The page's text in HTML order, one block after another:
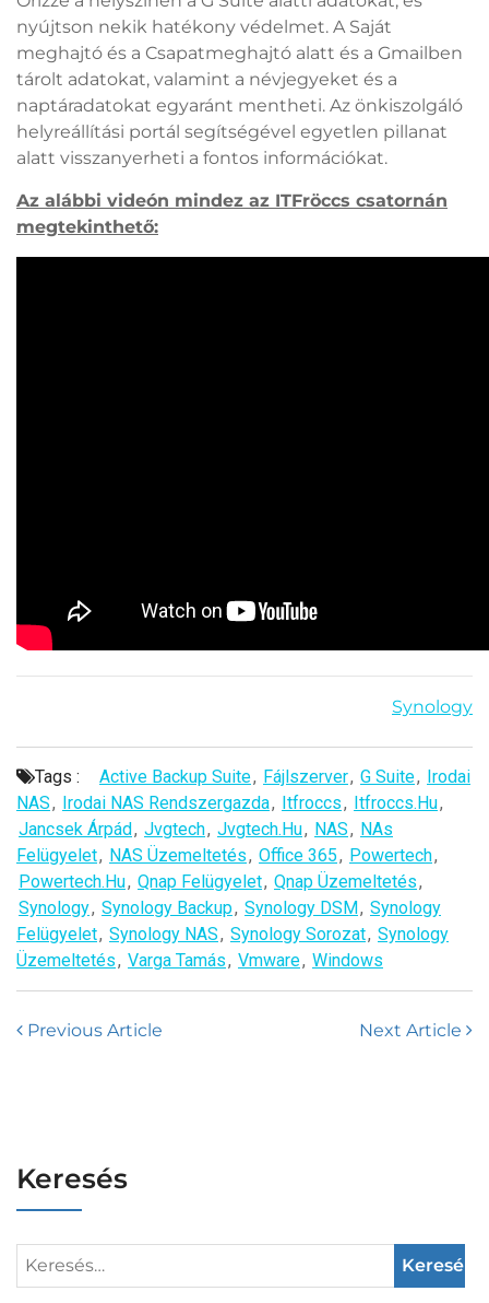
nyújtson nekik hatékony védelmet. A Saját
meghajtó és a Csapatmeghajtó alatt és a Gmailben
tárolt adatokat, valamint a névjegyeket és a
naptáradatokat egyaránt mentheti. Az önkiszolgáló
helyreállítási portál segítségével egyetlen pillanat
alatt visszanyerheti a fontos információkat.
Az alábbi videón mindez az ITFröccs csatornán
megtekinthető:
Synology
Tags : Active Backup Suite, Fájlszerver, G Suite, Irodai
NAS, Irodai NAS Rendszergazda, Itfroccs, Itfroccs.hu,
Jancsek Árpád, Jvgtech, Jvgtech.hu, NAS, NAs
Felügyelet, NAS Üzemeltetés, Office 365, Powertech,
Powertech.hu, Qnap Felügyelet, Qnap Üzemeltetés,
Synology, Synology Backup, Synology DSM, Synology
Felügyelet, Synology NAS, Synology Sorozat, Synology
Üzemeltetés, Varga Tamás, Vmware, Windows
Previous Article Next Article
Keresés